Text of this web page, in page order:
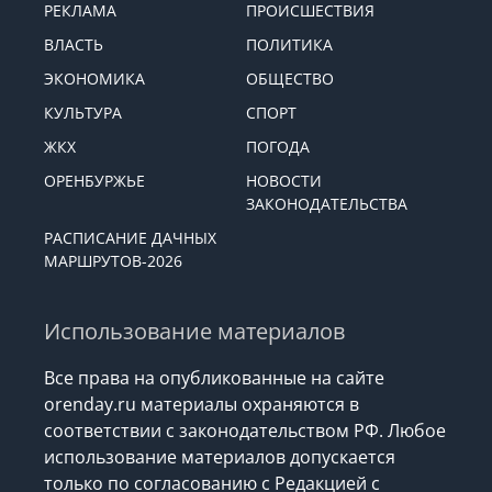
РЕКЛАМА
ПРОИСШЕСТВИЯ
ВЛАСТЬ
ПОЛИТИКА
ЭКОНОМИКА
ОБЩЕСТВО
КУЛЬТУРА
СПОРТ
ЖКХ
ПОГОДА
ОРЕНБУРЖЬЕ
НОВОСТИ
ЗАКОНОДАТЕЛЬСТВА
РАСПИСАНИЕ ДАЧНЫХ
МАРШРУТОВ-2026
Использование материалов
Все права на опубликованные на сайте
orenday.ru материалы охраняются в
соответствии с законодательством РФ. Любое
использование материалов допускается
только по согласованию с Редакцией с